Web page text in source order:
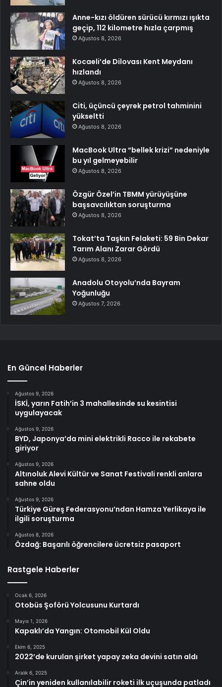
Anne-kızı öldüren sürücü kırmızı ışıkta
geçip, 112 kilometre hızla çarpmış
Ağustos 8, 2026
Kocaeli’de Dilovası Kent Meydanı
hızlandı
Ağustos 8, 2026
Citi, üçüncü çeyrek petrol tahminini
yükseltti
Ağustos 8, 2026
MacBook Ultra “bellek krizi” nedeniyle
bu yıl gelmeyebilir
Ağustos 8, 2026
Özgür Özel’in TBMM yürüyüşüne
başsavcılıktan soruşturma
Ağustos 8, 2026
Tokat’ta Taşkın Felaketi: 59 Bin Dekar
Tarım Alanı Zarar Gördü
Ağustos 8, 2026
Anadolu Otoyolu’nda Bayram
Yoğunluğu
Ağustos 7, 2026
En Güncel Haberler
Ağustos 9, 2026
İSKİ, yarın Fatih’in 3 mahallesinde su kesintisi
uygulayacak
Ağustos 9, 2026
BYD, Japonya’da mini elektrikli Racco ile rekabete
giriyor
Ağustos 9, 2026
Altınoluk Alevi Kültür ve Sanat Festivali renkli anlara
sahne oldu
Ağustos 9, 2026
Türkiye Güreş Federasyonu’ndan Hamza Yerlikaya ile
ilgili soruşturma
Ağustos 8, 2026
Özdağ: Başarılı öğrencilere ücretsiz pasaport
Rastgele Haberler
Ocak 6, 2026
Otobüs Şoförü Yolcusunu Kurtardı
Mayıs 1, 2026
Kapaklı’da Yangın: Otomobil Kül Oldu
Ekim 6, 2025
2022’de kurulan şirket yapay zeka devini satın aldı
Aralık 6, 2025
Çin’in yeniden kullanılabilir roketi ilk uçuşunda patladı